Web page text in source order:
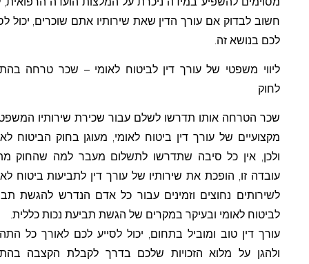
חשוב לבדוק אם עורך הדין שאת שירותיו אתם שוכרים, יכול לסייע
לכם בנושא זה.
ליווי משפטי של עורך דין לביטוח לאומי – שכר טרחה בהתאם
לחוק
שכר הטרחה אותו תדרשו לשלם עבור שכירת שירותיו המשפטיים
מקצועיים של עורך דין ביטוח לאומי, מעוגן בחוק הביטוח לאומי,
ולכן, אין כל סיבה שתדרשו לתשלום מעבר למה שהחוק מתיר.
עובדה זו, הופכת את שירותיו של עורך דין לתביעות ביטוח לאומי,
לשירותים נחוצים וזמינים עבור כל אדם הנדרש להגשת תביעה
לביטוח לאומי ובעיקר במקרים של הגשת תביעת נכות כללית.
עורך דין טוב ומוביל בתחום, יכול לסייע לכם לאורך כל התהליך
ולהגן על מלוא הזכויות שלכם בדרך לקבלת הקצבה בהתאם